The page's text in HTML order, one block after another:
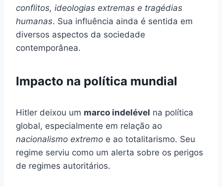
conflitos, ideologias extremas e tragédias
humanas. Sua influência ainda é sentida em
diversos aspectos da sociedade
contemporânea.
Impacto na política mundial
Hitler deixou um marco indelével na política
global, especialmente em relação ao
nacionalismo extremo e ao totalitarismo. Seu
regime serviu como um alerta sobre os perigos
de regimes autoritários.